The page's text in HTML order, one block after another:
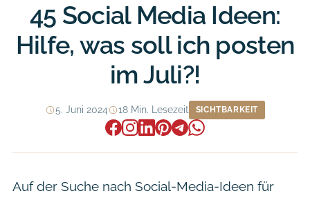
45 Social Media Ideen:
Hilfe, was soll ich posten
im Juli?!
5. Juni 2024 18 Min. Lesezeit SICHTBARKEIT
Auf der Suche nach Social-Media-Ideen für